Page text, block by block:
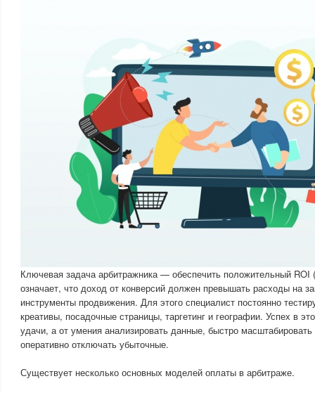
Ключевая задача арбитражника — обеспечить положительный ROI
означает, что доход от конверсий должен превышать расходы на
инструменты продвижения. Для этого специалист постоянно
креативы, посадочные страницы, таргетинг и географии. Успех в
удачи, а от умения анализировать данные, быстро масштабировать
оперативно отключать убыточные.
Существует несколько основных моделей оплаты в арбитраже.